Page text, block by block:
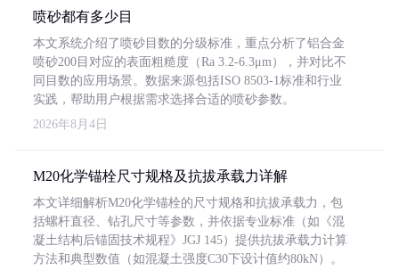
喷砂都有多少目
本文系统介绍了喷砂目数的分级标准，重点分析了铝合金
喷砂200目对应的表面粗糙度（Ra 3.2-6.3μm），并对比不
同目数的应用场景。数据来源包括ISO 8503-1标准和行业
实践，帮助用户根据需求选择合适的喷砂参数。
2026年8月4日
M20化学锚栓尺寸规格及抗拔承载力详解
本文详细解析M20化学锚栓的尺寸规格和抗拔承载力，包
括螺杆直径、钻孔尺寸等参数，并依据专业标准（如《混
凝土结构后锚固技术规程》JGJ 145）提供抗拔承载力计算
方法和典型数值（如混凝土强度C30下设计值约80kN）。